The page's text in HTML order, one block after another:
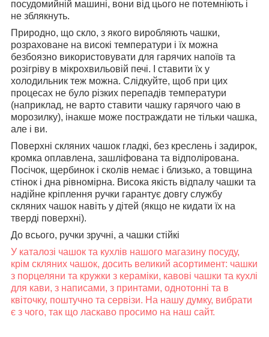
посудомийній машині, вони від цього не потемніють і
не зблякнуть.
Природно, що скло, з якого виробляють чашки,
розраховане на високі температури і їх можна
безбоязно використовувати для гарячих напоїв та
розігріву в мікрохвильовій печі. І ставити їх у
холодильник теж можна. Слідкуйте, щоб при цих
процесах не було різких перепадів температури
(наприклад, не варто ставити чашку гарячого чаю в
морозилку), інакше може постраждати не тільки чашка,
але і ви.
Поверхні скляних чашок гладкі, без креслень і задирок,
кромка оплавлена, зашліфована та відполірована.
Посічок, щербинок і сколів немає і близько, а товщина
стінок і дна рівномірна. Висока якість відпалу чашки та
надійне кріплення ручки гарантує довгу службу
скляних чашок навіть у дітей (якщо не кидати їх на
тверді поверхні).
До всього, ручки зручні, а чашки стійкі
У каталозі чашок та кухлів нашого магазину посуду,
крім скляних чашок, досить великий асортимент: чашки
з порцеляни та кружки з кераміки, кавові чашки та кухлі
для кави, з написами, з принтами, однотонні та в
квіточку, поштучно та сервізи. На нашу думку, вибрати
є з чого, так що ласкаво просимо на наш сайт.